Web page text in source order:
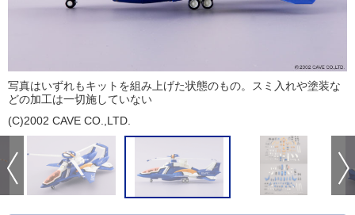
写真はいずれもキットを組み上げた状態のもの。スミ入れや塗装な
どの加工は一切施していない
(C)2002 CAVE CO.,LTD.